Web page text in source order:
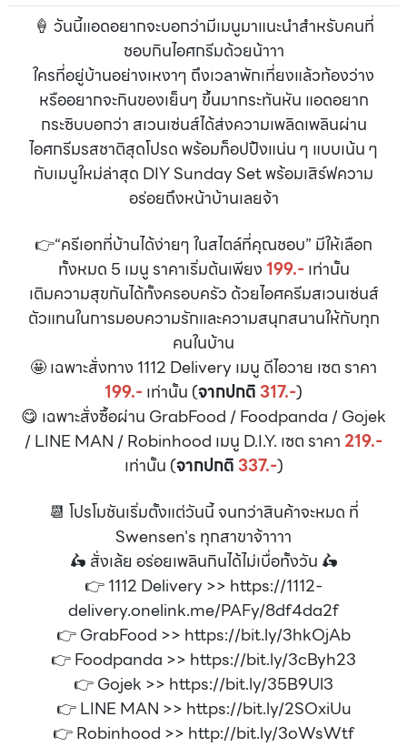
🍦 วันนี้แอดอยากจะบอกว่ามีเมนูมาแนะนำสำหรับคนที่
ชอบกินไอศกรีมด้วยน้าาา
ใครที่อยู่บ้านอย่างเหงาๆ ถึงเวลาพักเที่ยงแล้วท้องว่าง
หรืออยากจะกินของเย็นๆ ขึ้นมากระทันหัน แอดอยาก
กระซิบบอกว่า สเวนเซ่นส์ได้ส่งความเพลิดเพลินผ่าน
ไอศกรีมรสชาติสุดโปรด พร้อมท็อปปิ้งแน่น ๆ แบบเน้น ๆ
กับเมนูใหม่ล่าสุด DIY Sunday Set พร้อมเสิร์ฟความ
อร่อยถึงหน้าบ้านเลยจ้า
👉“ครีเอทที่บ้านได้ง่ายๆ ในสไตล์ที่คุณชอบ” มีให้เลือก
ทั้งหมด 5 เมนู ราคาเริ่มต้นเพียง199.- เท่านั้น
เติมความสุขกันได้ทั้งครอบครัว ด้วยไอศครีมสเวนเซ่นส์
ตัวแทนในการมอบความรักและความสนุกสนานให้กับทุก
คนในบ้าน
🤩 เฉพาะสั่งทาง 1112 Delivery เมนู ดีไอวาย เซต ราคา
199.- เท่านั้น (จากปกติ317.-)
😋 เฉพาะสั่งซื้อผ่าน GrabFood / Foodpanda / Gojek
/ LINE MAN / Robinhood เมนู D.I.Y. เซต ราคา 219.-
เท่านั้น (จากปกติ337.-)
📆 โปรโมชันเริ่มตั้งแต่วันนี้ จนกว่าสินค้าจะหมด ที่
Swensen's ทุกสาขาจ้าาาา
🛵 สั่งเล้ย อร่อยเพลินกินได้ไม่เบื่อทั้งวัน 🛵
👉 1112 Delivery >> https://1112-
delivery.onelink.me/PAFy/8df4da2f
👉 GrabFood >> https://bit.ly/3hkOjAb
👉 Foodpanda >> https://bit.ly/3cByh23
👉 Gojek >> https://bit.ly/35B9Ul3
👉 LINE MAN >> https://bit.ly/2SOxiUu
👉 Robinhood >> http://bit.ly/3oWsWtf